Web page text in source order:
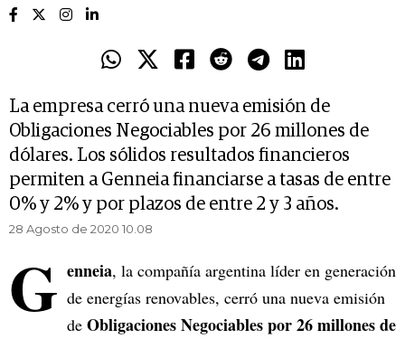
La empresa cerró una nueva emisión de
Obligaciones Negociables por 26 millones de
dólares. Los sólidos resultados financieros
permiten a Genneia financiarse a tasas de entre
0% y 2% y por plazos de entre 2 y 3 años.
28 Agosto de 2020 10.08
G enneia, la compañía argentina líder en generación
de energías renovables, cerró una nueva emisión
de Obligaciones Negociables por 26 millones de